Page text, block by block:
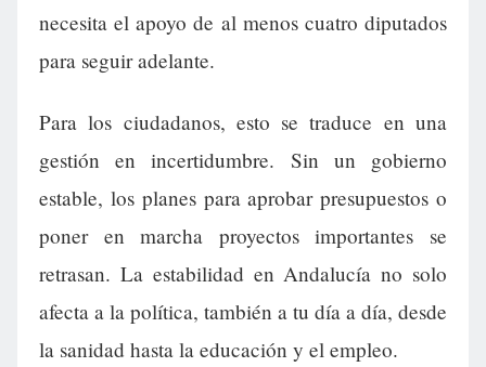
necesita el apoyo de al menos cuatro diputados
para seguir adelante.
Para los ciudadanos, esto se traduce en una
gestión en incertidumbre. Sin un gobierno
estable, los planes para aprobar presupuestos o
poner en marcha proyectos importantes se
retrasan. La estabilidad en Andalucía no solo
afecta a la política, también a tu día a día, desde
la sanidad hasta la educación y el empleo.